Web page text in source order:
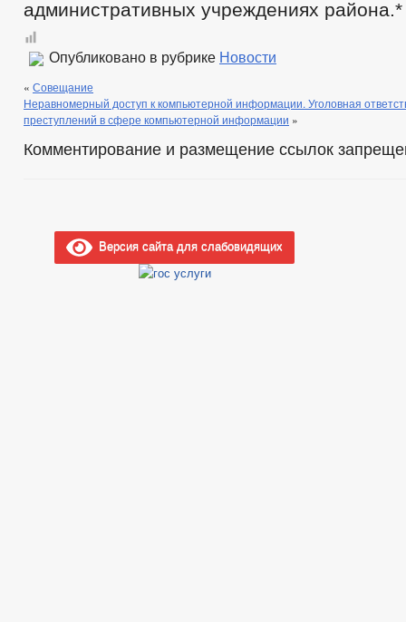
административных учреждениях района.*
Опубликовано в рубрике Новости
« Совещание
Неравномерный доступ к компьютерной информации. Уголовная
преступлений в сфере компьютерной информации »
Комментирование и размещение ссылок
Версия сайта для слабовидящих